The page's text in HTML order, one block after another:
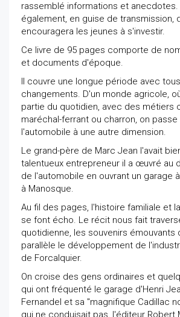
rassemblé informations et anecdotes.
également, en guise de transmission,
encouragera les jeunes à s'investir.
Ce livre de 95 pages comporte de
et documents d'époque.
Il couvre une longue période avec
changements. D'un monde agricole,
partie du quotidien, avec des métiers
maréchal-ferrant ou charron, on
l'automobile à une autre dimension.
Le grand-père de Marc Jean l'avait
talentueux entrepreneur il a œuvré au
de l'automobile en ouvrant un garage
à Manosque.
Au fil des pages, l'histoire familiale et
se font écho. Le récit nous fait
quotidienne, les souvenirs émouvants
parallèle le développement de
de Forcalquier.
On croise des gens ordinaires et
qui ont fréquenté le garage d'Henri
Fernandel et sa "magnifique Cadillac
qui ne conduisait pas, l'éditeur Robert